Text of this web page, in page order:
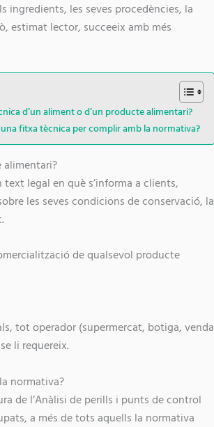
ingredients, les seves procedències, la
estimat lector, succeeix amb més
d’un aliment o d’un producte alimentari?
fitxa tècnica per complir amb la normativa?
alimentari?
legal en què s’informa a clients,
les seves condicions de conservació, la
de qualsevol producte
tot operador (supermercat, botiga, venda
li requereix.
normativa?
de l’Anàlisi de perills i punts de control
a més de tots aquells la normativa